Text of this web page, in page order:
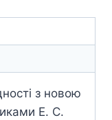
з новою
Е. С.